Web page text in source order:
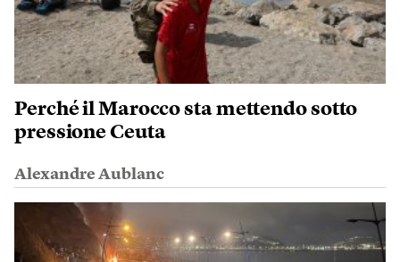
Perché il Marocco sta mettendo sotto
pressione Ceuta
Alexandre Aublanc